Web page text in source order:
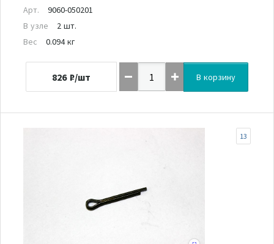
Арт.
9060-050201
В узле
2 шт.
Вес
0.094 кг
826 ₽/шт В корзину
13